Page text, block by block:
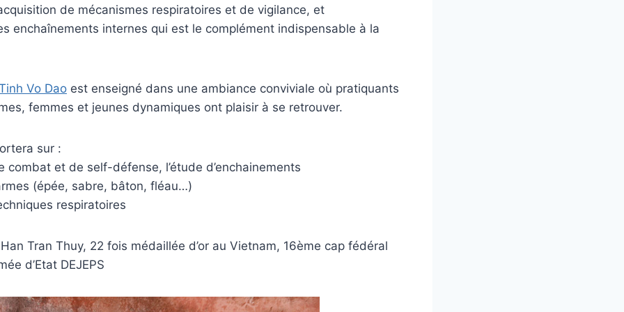
de mécanismes respiratoires et de vigilance, et
enchaînements internes qui est le complément indispensable à la
Vo Dao est enseigné dans une ambiance conviviale où pratiquants
femmes et jeunes dynamiques ont plaisir à se retrouver.
sur :
combat et de self-défense, l’étude d’enchainements
(épée, sabre, bâton, fléau…)
respiratoires
Tran Thuy, 22 fois médaillée d’or au Vietnam, 16ème cap fédéral
d’Etat DEJEPS